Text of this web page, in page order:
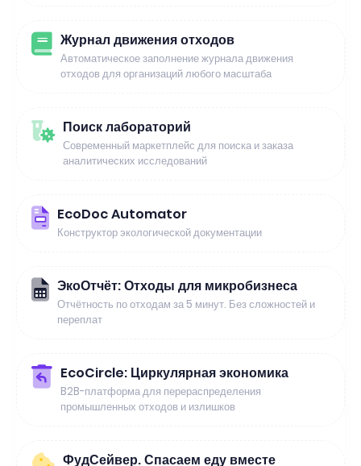
Журнал движения отходов
Автоматическое заполнение журнала движения
отходов для организаций любого масштаба
Поиск лабораторий
Современный маркетплейс для поиска и заказа
аналитических исследований
EcoDoc Automator
Конструктор экологической документации
ЭкоОтчёт: Отходы для микробизнеса
Отчётность по отходам за 5 минут. Без сложностей и
переплат
EcoCircle: Циркулярная экономика
B2B-платформа для перераспределения
промышленных отходов и излишков
ФудСейвер. Спасаем еду вместе